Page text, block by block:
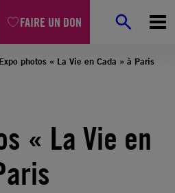
FAIRE UN DON
Expo photos « La Vie en Cada » à Paris
« La Vie en